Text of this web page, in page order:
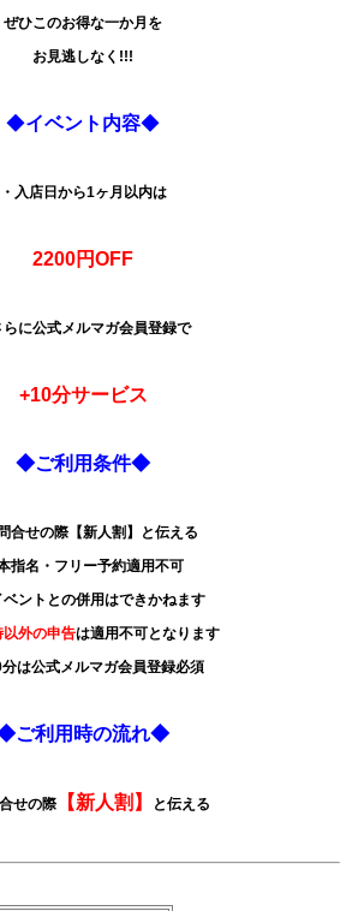
ぜひこのお得な一か月を
お見逃しなく!!!
◆イベント内容◆
・入店日から1ヶ月以内は
2200円OFF
らに公式メルマガ会員登録で
+10分サービス
◆ご利用条件◆
合せの際【新人割】と伝える
指名・フリー予約適用不可
ベントとの併用はできかねます
以外の申告は適用不可となります
分は公式メルマガ会員登録必須
ご利用時の流れ◆
せの際 【新人割】 と伝える